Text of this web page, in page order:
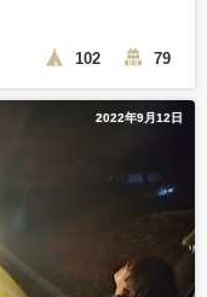
102 79
2022年9月12日